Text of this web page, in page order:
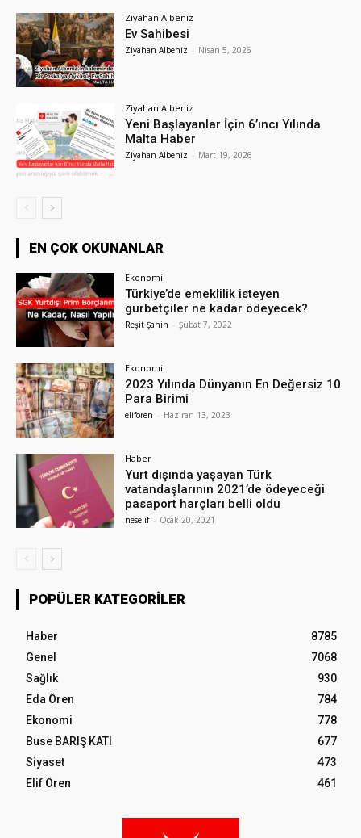
Ziyahan Albeniz
Ev Sahibesi
Ziyahan Albeniz - Nisan 5, 2026
Ziyahan Albeniz
Yeni Başlayanlar İçin 6’ıncı Yılında
Malta Haber
Ziyahan Albeniz - Mart 19, 2026
EN ÇOK OKUNANLAR
Ekonomi
Türkiye’de emeklilik isteyen
gurbetçiler ne kadar ödeyecek?
Reşit Şahin - Şubat 7, 2022
Ekonomi
2023 Yılında Dünyanın En Değersiz 10
Para Birimi
eliforen - Haziran 13, 2023
Haber
Yurt dışında yaşayan Türk
vatandaşlarının 2021’de ödeyeceği
pasaport harçları belli oldu
neselif - Ocak 20, 2021
POPÜLER KATEGORILER
Haber
8785
Genel
7068
Sağlık
930
Eda Ören
784
Ekonomi
778
Buse BARIŞ KATI
677
Siyaset
473
Elif Ören
461